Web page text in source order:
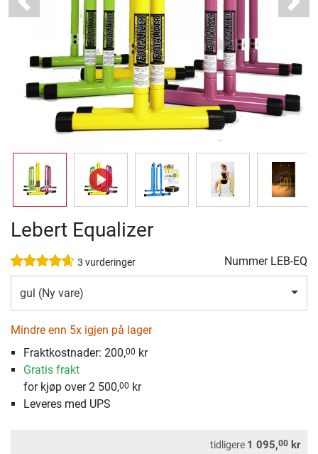
Previous Next
Lebert Equalizer
3 vurderinger Nummer LEB-EQ
gul (Ny vare)
Mindre enn 5x igjen på lager
Fraktkostnader: 200,00 kr
Gratis frakt
for kjøp over 2 500,00 kr
Leveres med UPS
tidligere 1 095,00 kr